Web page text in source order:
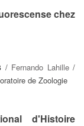
chez
/ Fernando Lahille/
de Zoologie
d'Histoire